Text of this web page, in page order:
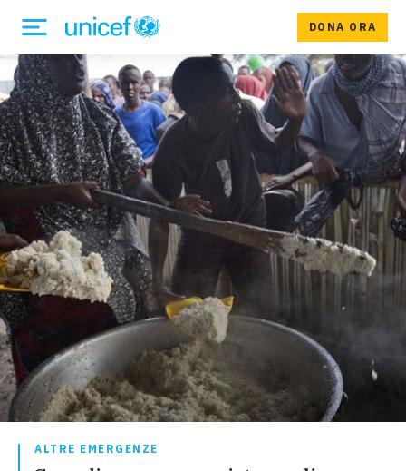
DONA ORA
ALTRE EMERGENZE